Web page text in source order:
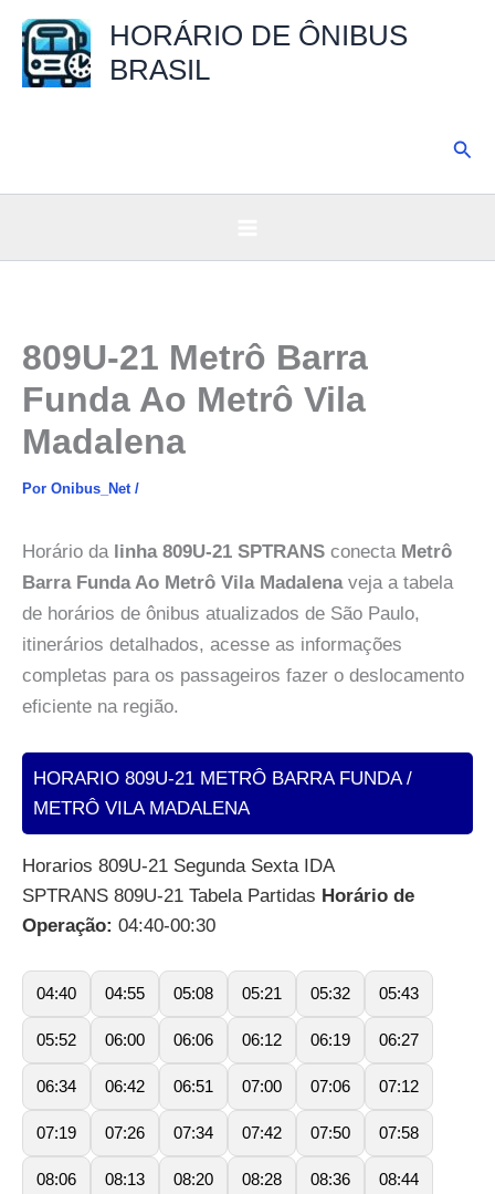
para
HORÁRIO DE ÔNIBUS
BRASIL
809U-21 Metrô Barra
Funda Ao Metrô Vila
Madalena
Por Onibus_Net /
Horário da linha 809U-21 SPTRANS conecta Metrô
Barra Funda Ao Metrô Vila Madalenaveja a tabela
de horários de ônibus atualizados de São Paulo,
itinerários detalhados, acesse as informações
completas para os passageiros fazer o deslocamento
eficiente na região.
HORARIO 809U-21 METRÔ BARRA FUNDA /
METRÔ VILA MADALENA
Horarios 809U-21 Segunda Sexta IDA
SPTRANS 809U-21 Tabela Partidas Horário de
Operação: 04:40-00:30
04:40 04:55 05:08 05:21 05:32 05:43
05:52 06:00 06:06 06:12 06:19 06:27
06:34 06:42 06:51 07:00 07:06 07:12
07:19 07:26 07:34 07:42 07:50 07:58
08:06 08:13 08:20 08:28 08:36 08:44